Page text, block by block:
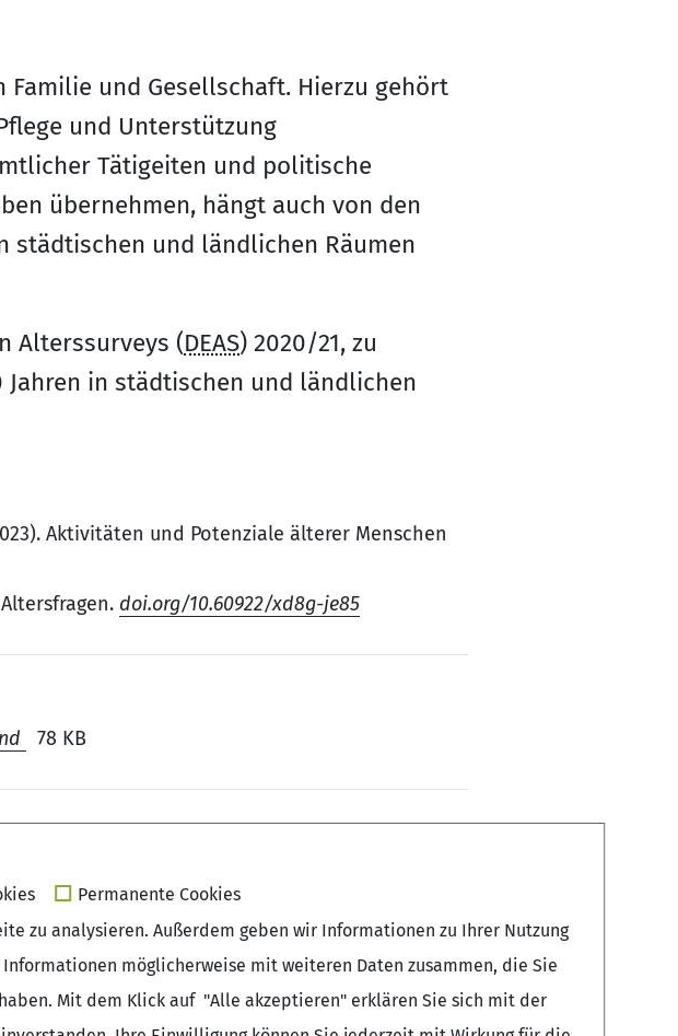
und Gesellschaft. Hierzu gehört
und Unterstützung
Tätigeiten und politische
übernehmen, hängt auch von den
städtischen und ländlichen Räumen
Alterssurveys (DEAS) 2020/21, zu
in städtischen und ländlichen
Aktivitäten und Potenziale älterer Menschen
doi.org/10.60922/xd8g-je85
78 KB
Permanente Cookies
zu analysieren. Außerdem geben wir Informationen zu Ihrer Nutzung
möglicherweise mit weiteren Daten zusammen, die Sie
Mit dem Klick auf "Alle akzeptieren" erklären Sie sich mit der